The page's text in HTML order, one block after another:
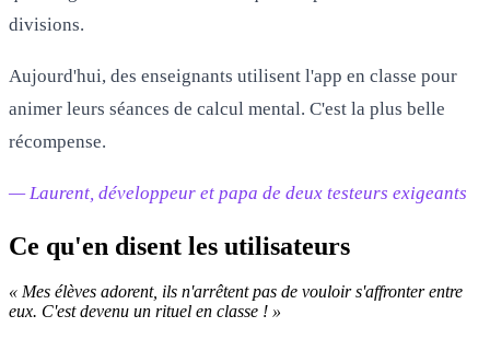
divisions.
Aujourd'hui, des enseignants utilisent l'app en classe pour
animer leurs séances de calcul mental. C'est la plus belle
récompense.
— Laurent, développeur et papa de deux testeurs exigeants
Ce qu'en disent les utilisateurs
« Mes élèves adorent, ils n'arrêtent pas de vouloir s'affronter entre
eux. C'est devenu un rituel en classe ! »